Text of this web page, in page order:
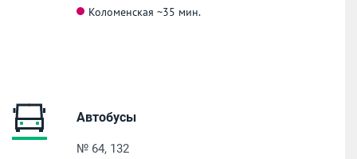
Коломенская ~35 мин.
Автобусы
№ 64, 132